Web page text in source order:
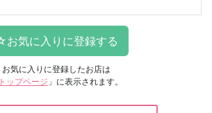
お気に入りに登録したお店は
トップページ 」に表示されます。